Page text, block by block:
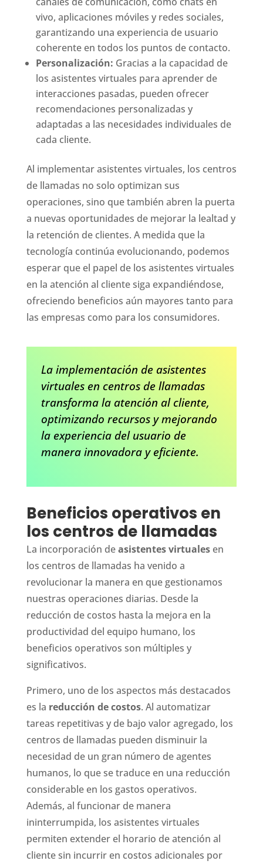
vivo, aplicaciones móviles y redes sociales,
garantizando una experiencia de usuario
coherente en todos los puntos de contacto.
Personalización: Gracias a la capacidad de
los asistentes virtuales para aprender de
interacciones pasadas, pueden ofrecer
recomendaciones personalizadas y
adaptadas a las necesidades individuales de
cada cliente.
Al implementar asistentes virtuales, los centros
de llamadas no solo optimizan sus
operaciones, sino que también abren la puerta
a nuevas oportunidades de mejorar la lealtad y
la retención de clientes. A medida que la
tecnología continúa evolucionando, podemos
esperar que el papel de los asistentes virtuales
en la atención al cliente siga expandiéndose,
ofreciendo beneficios aún mayores tanto para
las empresas como para los consumidores.
La implementación de asistentes
virtuales en centros de llamadas
transforma la atención al cliente,
optimizando recursos y mejorando
la experiencia del usuario de
manera innovadora y eficiente.
Beneficios operativos en
los centros de llamadas
La incorporación deasistentes virtualesen
los centros de llamadas ha venido a
revolucionar la manera en que gestionamos
nuestras operaciones diarias. Desde la
reducción de costos hasta la mejora en la
productividad del equipo humano, los
beneficios operativos son múltiples y
significativos.
Primero, uno de los aspectos más destacados
es la reducción de costos. Al automatizar
tareas repetitivas y de bajo valor agregado, los
centros de llamadas pueden disminuir la
necesidad de un gran número de agentes
humanos, lo que se traduce en una reducción
considerable en los gastos operativos.
Además, al funcionar de manera
ininterrumpida, los asistentes virtuales
permiten extender el horario de atención al
cliente sin incurrir en costos adicionales por